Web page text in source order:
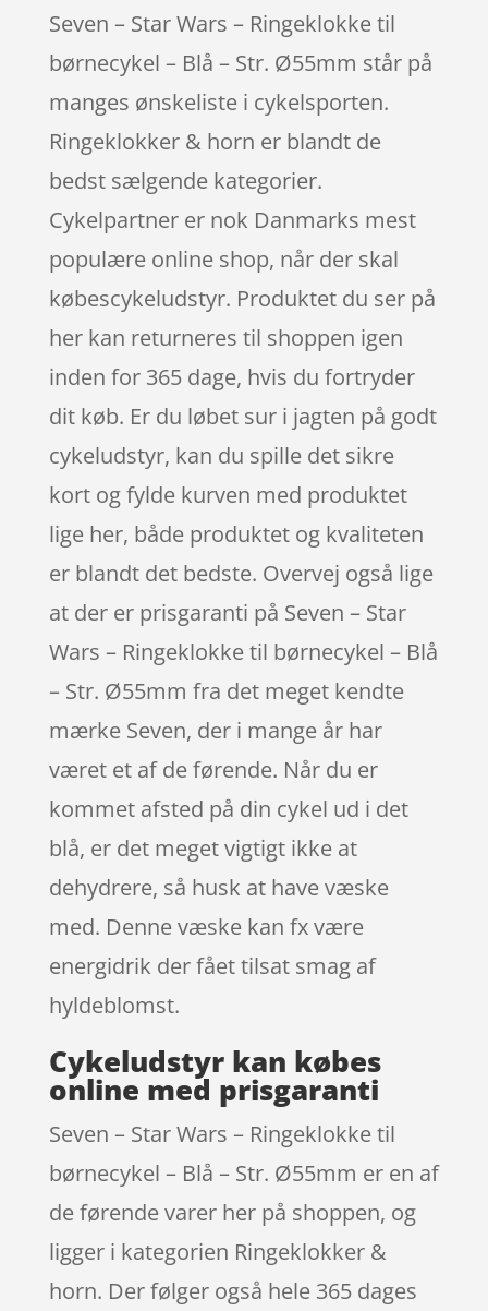
Seven – Star Wars – Ringeklokke til
børnecykel – Blå – Str. Ø55mm står på
manges ønskeliste i cykelsporten.
Ringeklokker & horn er blandt de
bedst sælgende kategorier.
Cykelpartner er nok Danmarks mest
populære online shop, når der skal
købescykeludstyr. Produktet du ser på
her kan returneres til shoppen igen
inden for 365 dage, hvis du fortryder
dit køb. Er du løbet sur i jagten på godt
cykeludstyr, kan du spille det sikre
kort og fylde kurven med produktet
lige her, både produktet og kvaliteten
er blandt det bedste. Overvej også lige
at der er prisgaranti på Seven – Star
Wars – Ringeklokke til børnecykel – Blå
– Str. Ø55mm fra det meget kendte
mærke Seven, der i mange år har
været et af de førende. Når du er
kommet afsted på din cykel ud i det
blå, er det meget vigtigt ikke at
dehydrere, så husk at have væske
med. Denne væske kan fx være
energidrik der fået tilsat smag af
hyldeblomst.
Cykeludstyr kan købes
online med prisgaranti
Seven – Star Wars – Ringeklokke til
børnecykel – Blå – Str. Ø55mm er en af
de førende varer her på shoppen, og
ligger i kategorien Ringeklokker &
horn. Der følger også hele 365 dages